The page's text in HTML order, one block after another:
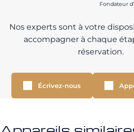
Fondateur
Nos experts sont à votre
accompagner à chaque
réservation.
Écrivez-nous